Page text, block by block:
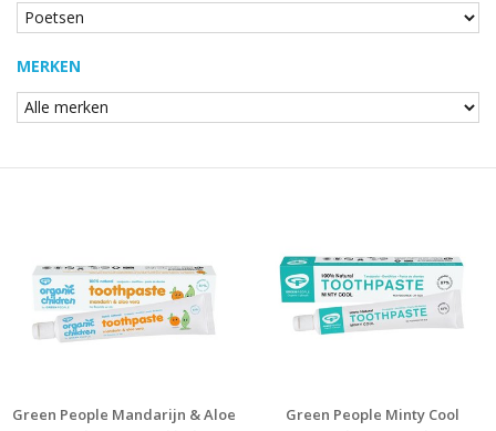
MERKEN
Green People Mandarijn & Aloe
Green People Minty Cool